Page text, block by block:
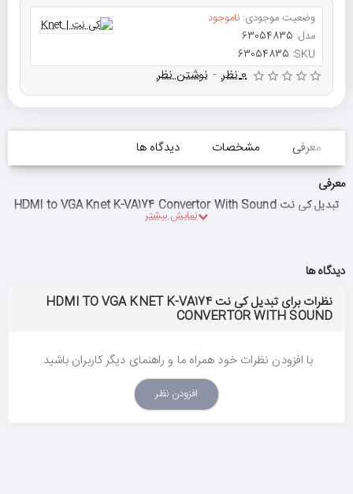
وضعیت موجودی: ناموجود
مدل: 63054835
SKU:
63054835
0 نظر - نوشتن نظر
معرفی مشخصات
دیدگاه ها
معرفی
تبدیل کی نت HDMI to VGA Knet K-VA174 Convertor With Sound
دیدگاه ها
نظرات برای تبدیل کی نت HDMI TO VGA KNET K-VA174
CONVERTOR WITH SOUND
با افزودن نظرات خود همراه ما و راهنمای دیگر کاربران باشید.
افزودن نظر